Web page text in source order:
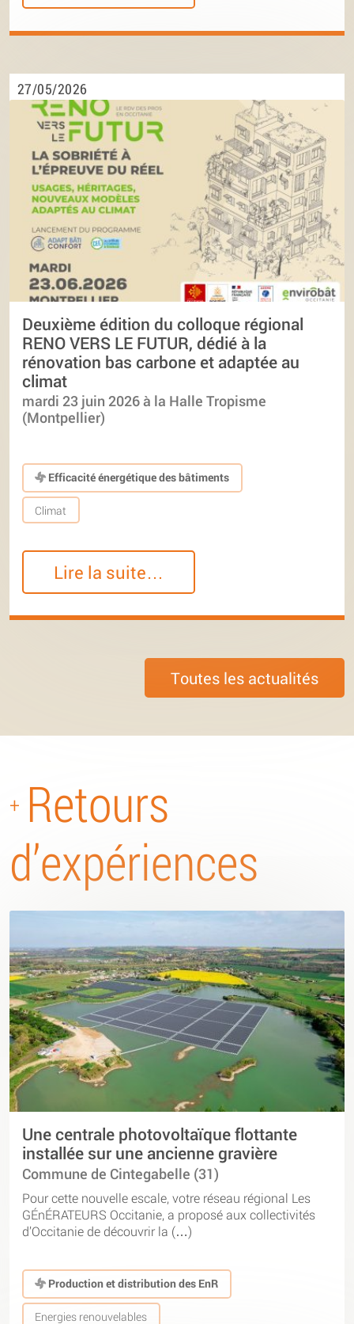
27/05/2026
Deuxième édition du colloque régional
RENO VERS LE FUTUR, dédié à la
rénovation bas carbone et adaptée au
climat
mardi 23 juin 2026 à la Halle Tropisme
(Montpellier)
Efficacité énergétique des bâtiments
Climat
Lire la suite…
Toutes les actualités
+ Retours
d’expériences
Une centrale photovoltaïque flottante
installée sur une ancienne gravière
Commune de Cintegabelle (31)
Pour cette nouvelle escale, votre réseau régional Les
GÉnÉRATEURS Occitanie, a proposé aux collectivités
d’Occitanie de découvrir la (…)
Production et distribution des EnR
Energies renouvelables